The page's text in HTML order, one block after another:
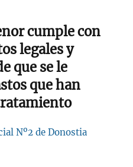
cumple con
legales y
que se le
que han
Nº2 de Donostia